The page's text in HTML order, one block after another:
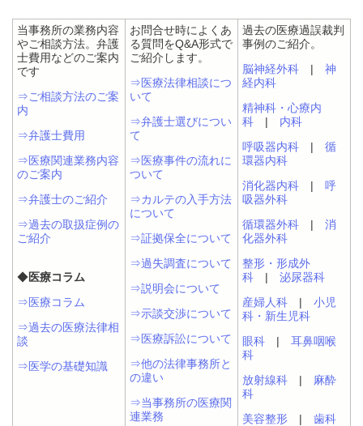
当事務所の業務内容
やご相談方法。弁護
士費用などのご案内
です
⇒ご相談方法のご案
内
⇒弁護士費用
⇒医療関連業務内容
のご案内
⇒弁護士のご紹介
⇒過去の取扱症例の
ご紹介
◆医療コラム
⇒医療コラム
⇒過去の医療法律相
談
⇒医学の基礎知識
お問合せ時によくあ
る質問をQ&A形式で
ご紹介します。
⇒医療法律相談につ
いて
⇒弁護士選びについ
て
⇒医療事件の流れに
ついて
⇒カルテの入手方法
について
⇒証拠保全について
⇒過失調査について
⇒説明会について
⇒示談交渉について
⇒医療訴訟について
⇒他の法律事務所と
の違い
⇒当事務所の医療関
連業務
過去の医療過誤裁判
事例のご紹介。
脳神経外科 | 神
経内科
精神科・心療内
科 | 内科
呼吸器内科 | 循
環器内科
消化器内科 | 呼
吸器外科
循環器外科 | 消
化器外科
整形・形成外
科 | 泌尿器科
産婦人科 | 小児
科・新生児科
眼科 | 耳鼻咽喉
科
放射線科 | 麻酔
科
美容整形 | 歯科